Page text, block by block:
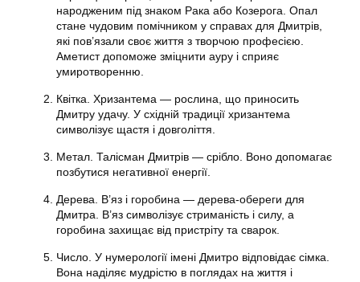
народженим під знаком Рака або Козерога. Опал
стане чудовим помічником у справах для Дмитрів,
які пов’язали своє життя з творчою професією.
Аметист допоможе зміцнити ауру і сприяє
умиротворенню.
Квітка. Хризантема — рослина, що приносить
Дмитру удачу. У східній традиції хризантема
символізує щастя і довголіття.
Метал. Талісман Дмитрів — срібло. Воно допомагає
позбутися негативної енергії.
Дерева. В’яз і горобина — дерева-обереги для
Дмитра. В’яз символізує стриманість і силу, а
горобина захищає від пристріту та сварок.
Число. У нумерології імені Дмитро відповідає сімка.
Вона наділяє мудрістю в поглядах на життя і